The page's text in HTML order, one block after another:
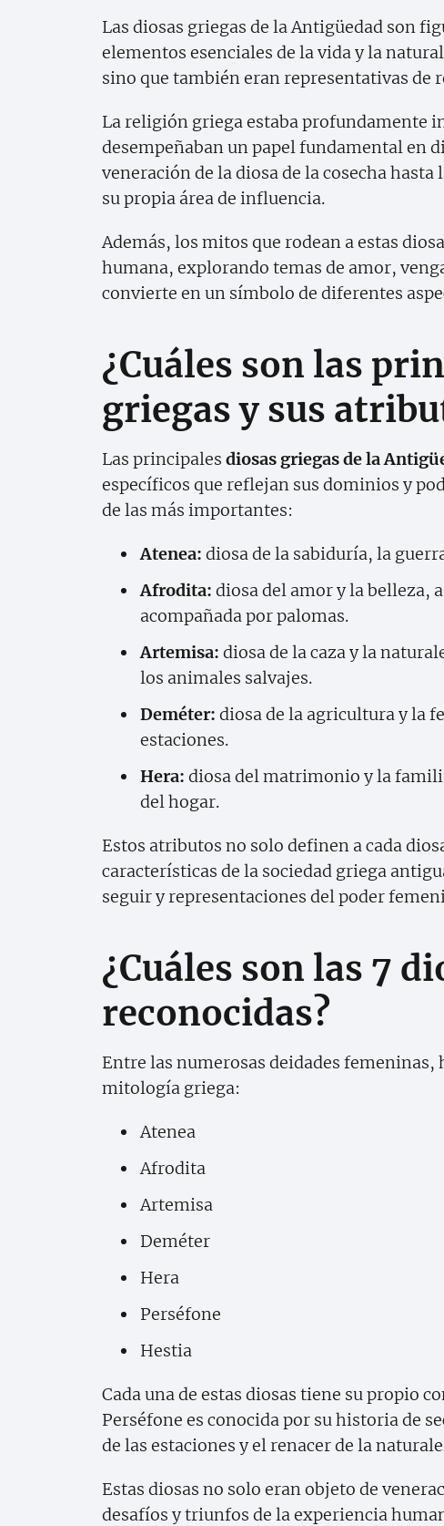
Las diosas griegas de la Antigüedad son
elementos esenciales de la vida y la
sino que también eran representativas de
La religión griega estaba profundamente
desempeñaban un papel fundamental en
veneración de la diosa de la cosecha
su propia área de influencia.
Además, los mitos que rodean a estas
humana, explorando temas de amor,
convierte en un símbolo de diferentes
¿Cuáles son las
griegas y sus
Las principales diosas griegas de la
específicos que reflejan sus dominios y
de las más importantes:
Atenea: diosa de la sabiduría, la
Afrodita: diosa del amor y la belleza,
acompañada por palomas.
Artemisa: diosa de la caza y la
los animales salvajes.
Deméter: diosa de la agricultura y la
estaciones.
Hera: diosa del matrimonio y la
del hogar.
Estos atributos no solo definen a cada
características de la sociedad griega
seguir y representaciones del poder
¿Cuáles son las 7
reconocidas?
Entre las numerosas deidades femeninas,
mitología griega:
Atenea
Afrodita
Artemisa
Deméter
Hera
Perséfone
Hestia
Cada una de estas diosas tiene su propio
Perséfone es conocida por su historia de
de las estaciones y el renacer de la
Estas diosas no solo eran objeto de
desafíos y triunfos de la experiencia